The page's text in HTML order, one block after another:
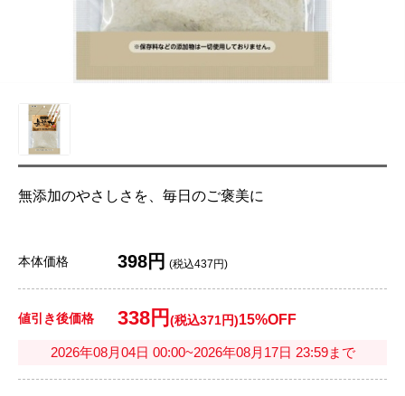
無添加のやさしさを、毎日のご褒美に
本体価格 398円 (税込437円)
値引き後価格 338円 (税込371円)15%OFF
2026年08月04日 00:00~2026年08月17日 23:59まで